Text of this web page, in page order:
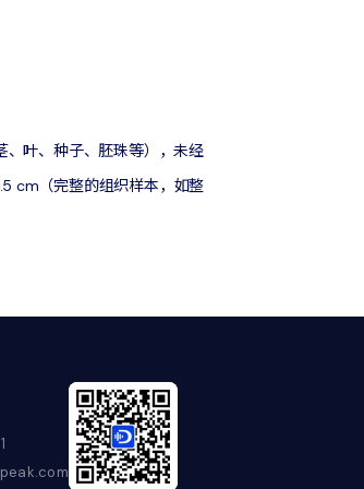
、叶、种子、胚珠等），未经
cm（完整的组织样本，如整